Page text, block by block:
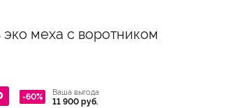
меха с воротником
-60% Ваша выгода
11 900 руб.